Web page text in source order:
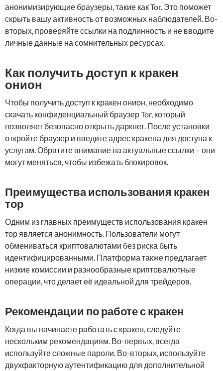
анонимизирующие браузеры, такие как Tor. Это поможет
скрыть вашу активность от возможных наблюдателей. Во-
вторых, проверяйте ссылки на подлинность и не вводите
личные данные на сомнительных ресурсах.
Как получить доступ к кракен
онион
Чтобы получить доступ к кракен онион, необходимо
скачать конфиденциальный браузер Tor, который
позволяет безопасно открыть даркнет. После установки
откройте браузер и введите адрес кракена для доступа к
услугам. Обратите внимание на актуальные ссылки – они
могут меняться, чтобы избежать блокировок.
Преимущества использования кракен
тор
Одним из главных преимуществ использования кракен
тор является анонимность. Пользователи могут
обмениваться криптовалютами без риска быть
идентифицированными. Платформа также предлагает
низкие комиссии и разнообразные криптовалютные
операции, что делает её идеальной для трейдеров.
Рекомендации по работе с кракен
Когда вы начинаете работать с кракен, следуйте
нескольким рекомендациям. Во-первых, всегда
используйте сложные пароли. Во-вторых, используйте
двухфакторную аутентификацию для дополнительной